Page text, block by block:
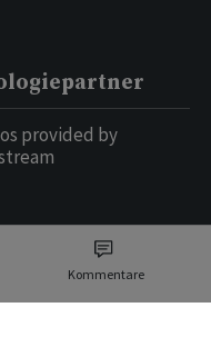
Kommentare
provided by